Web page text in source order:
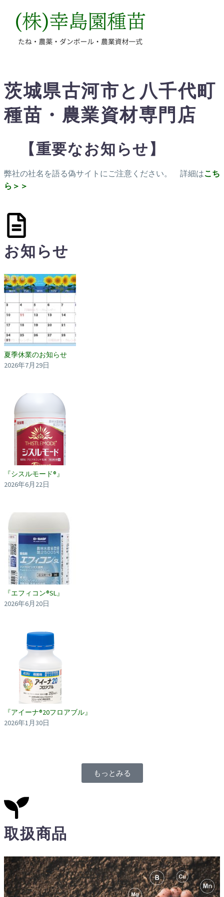
茨城県古河市と八千代町
種苗・農業資材専門店
【重要なお知らせ】
弊社の社名を語る偽サイトにご注意ください。 詳細はこち
ら＞＞
お知らせ
夏季休業のお知らせ
2026年7月29日
『シスルモード®』
2026年6月22日
『エフィコン®SL』
2026年6月20日
『アイーナ®20フロアブル』
2026年1月30日
もっとみる
取扱商品